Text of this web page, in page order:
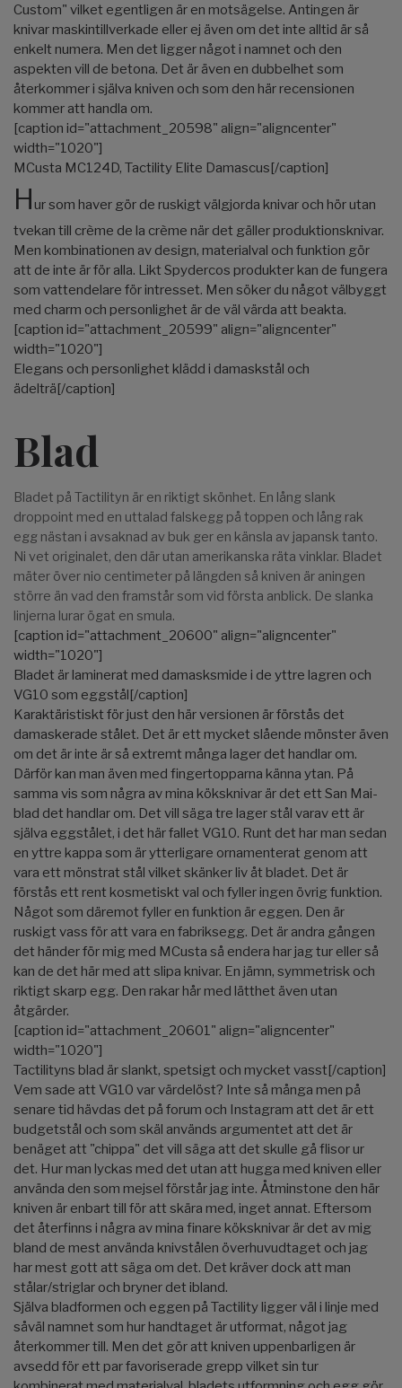
Custom" vilket egentligen är en motsägelse. Antingen är
knivar maskintillverkade eller ej även om det inte alltid är så
enkelt numera. Men det ligger något i namnet och den
aspekten vill de betona. Det är även en dubbelhet som
återkommer i själva kniven och som den här recensionen
kommer att handla om.
[caption id="attachment_20598" align="aligncenter"
width="1020"]
MCusta MC124D, Tactility Elite Damascus[/caption]
H ur som haver gör de ruskigt välgjorda knivar och hör utan
tvekan till crème de la crème när det gäller produktionsknivar.
Men kombinationen av design, materialval och funktion gör
att de inte är för alla. Likt Spydercos produkter kan de fungera
som vattendelare för intresset. Men söker du något välbyggt
med charm och personlighet är de väl värda att beakta.
[caption id="attachment_20599" align="aligncenter"
width="1020"]
Elegans och personlighet klädd i damaskstål och
ädelträ[/caption]
Blad
Bladet på Tactilityn är en riktigt skönhet. En lång slank
droppoint med en uttalad falskegg på toppen och lång rak
egg nästan i avsaknad av buk ger en känsla av japansk tanto.
Ni vet originalet, den där utan amerikanska räta vinklar. Bladet
mäter över nio centimeter på längden så kniven är aningen
större än vad den framstår som vid första anblick. De slanka
linjerna lurar ögat en smula.
[caption id="attachment_20600" align="aligncenter"
width="1020"]
Bladet är laminerat med damasksmide i de yttre lagren och
VG10 som eggstål[/caption]
Karaktäristiskt för just den här versionen är förstås det
damaskerade stålet. Det är ett mycket slående mönster även
om det är inte är så extremt många lager det handlar om.
Därför kan man även med fingertopparna känna ytan. På
samma vis som några av mina köksknivar är det ett San Mai-
blad det handlar om. Det vill säga tre lager stål varav ett är
själva eggstålet, i det här fallet VG10. Runt det har man sedan
en yttre kappa som är ytterligare ornamenterat genom att
vara ett mönstrat stål vilket skänker liv åt bladet. Det är
förstås ett rent kosmetiskt val och fyller ingen övrig funktion.
Något som däremot fyller en funktion är eggen. Den är
ruskigt vass för att vara en fabriksegg. Det är andra gången
det händer för mig med MCusta så endera har jag tur eller så
kan de det här med att slipa knivar. En jämn, symmetrisk och
riktigt skarp egg. Den rakar hår med lätthet även utan
åtgärder.
[caption id="attachment_20601" align="aligncenter"
width="1020"]
Tactilityns blad är slankt, spetsigt och mycket vasst[/caption]
Vem sade att VG10 var värdelöst? Inte så många men på
senare tid hävdas det på forum och Instagram att det är ett
budgetstål och som skäl används argumentet att det är
benäget att "chippa" det vill säga att det skulle gå flisor ur
det. Hur man lyckas med det utan att hugga med kniven eller
använda den som mejsel förstår jag inte. Åtminstone den här
kniven är enbart till för att skära med, inget annat. Eftersom
det återfinns i några av mina finare köksknivar är det av mig
bland de mest använda knivstålen överhuvudtaget och jag
har mest gott att säga om det. Det kräver dock att man
stålar/striglar och bryner det ibland.
Själva bladformen och eggen på Tactility ligger väl i linje med
såväl namnet som hur handtaget är utformat, något jag
återkommer till. Men det gör att kniven uppenbarligen är
avsedd för ett par favoriserade grepp vilket sin tur